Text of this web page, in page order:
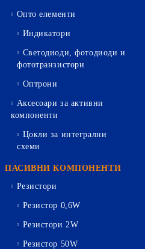
Опто елементи
Индикатори
Светодиоди, фотодиоди и
фототранзистори
Оптрони
Аксесоари за активни
компоненти
Цокли за интегрални
схеми
ПАСИВНИ КОМПОНЕНТИ
Резистори
Резистор 0,6W
Резистори 2W
Резистор 50W